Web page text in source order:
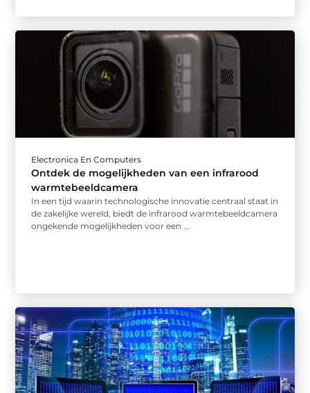
Electronica En Computers
Ontdek de mogelijkheden van een infrarood
warmtebeeldcamera
In een tijd waarin technologische innovatie centraal staat in
de zakelijke wereld, biedt de infrarood warmtebeeldcamera
ongekende mogelijkheden voor een ...